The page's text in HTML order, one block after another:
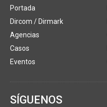
Portada
Dircom / Dirmark
Agencias
Casos
Eventos
SÍGUENOS